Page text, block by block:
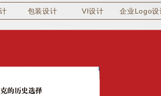
包装设计 VI设计 企业Logo设